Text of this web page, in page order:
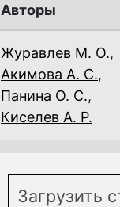
Авторы
Журавлев М. О.,
Акимова А. С.,
Панина О. С.,
Киселев А. Р.
Загрузить